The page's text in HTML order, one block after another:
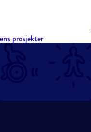
prosjekter